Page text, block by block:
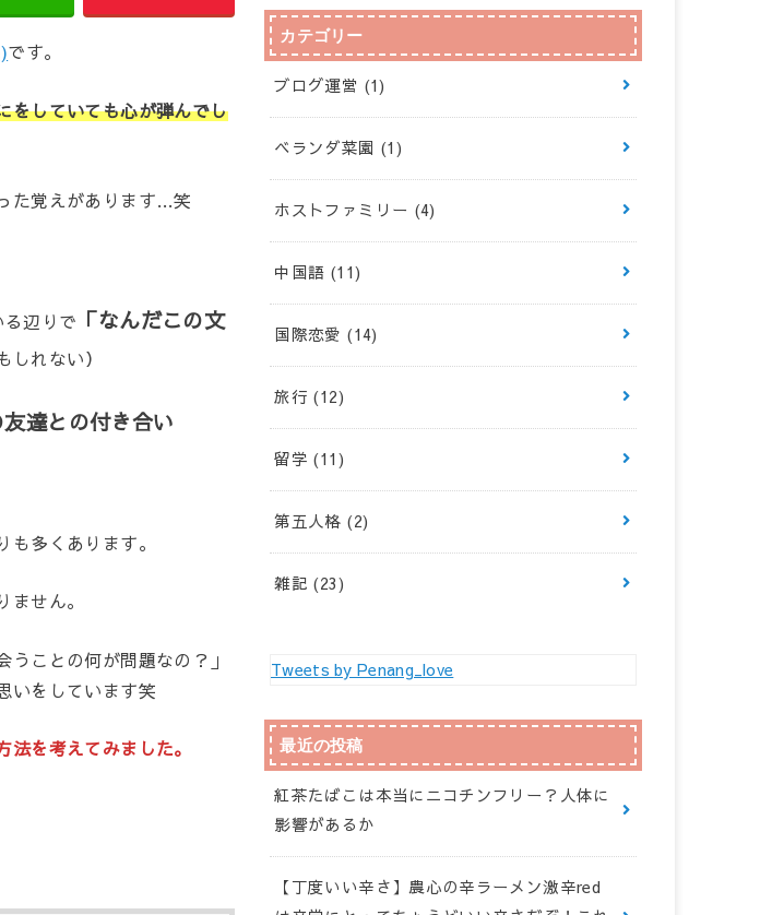
です。
をしていても心が弾んでし
た覚えがあります…笑
辺りで 「なんだこの文
れない）
達との付き合い
多くあります。
せん。
ことの何が問題なの？」
いをしています笑
を考えてみました。
カテゴリー
ブログ運営 (1)
ベランダ菜園 (1)
ホストファミリー (4)
中国語 (11)
国際恋愛 (14)
旅行 (12)
留学 (11)
第五人格 (2)
雑記 (23)
Tweets by Penang_love
最近の投稿
紅茶たばこは本当にニコチンフリー？人体に
影響があるか
【丁度いい辛さ】農心の辛ラーメン激辛red